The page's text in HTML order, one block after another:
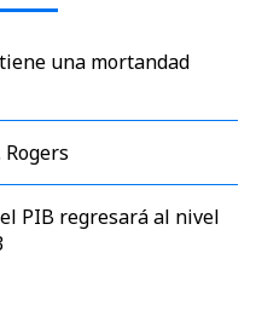
una mortandad
PIB regresará al nivel